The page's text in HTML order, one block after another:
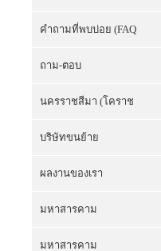
คำถามที่พบบ่อย (FAQ
ถาม-ตอบ
นครราชสีมา (โคราช
บริษัทขนย้าย
ผลงานของเรา
มหาสารคาม
มหาสารคาม